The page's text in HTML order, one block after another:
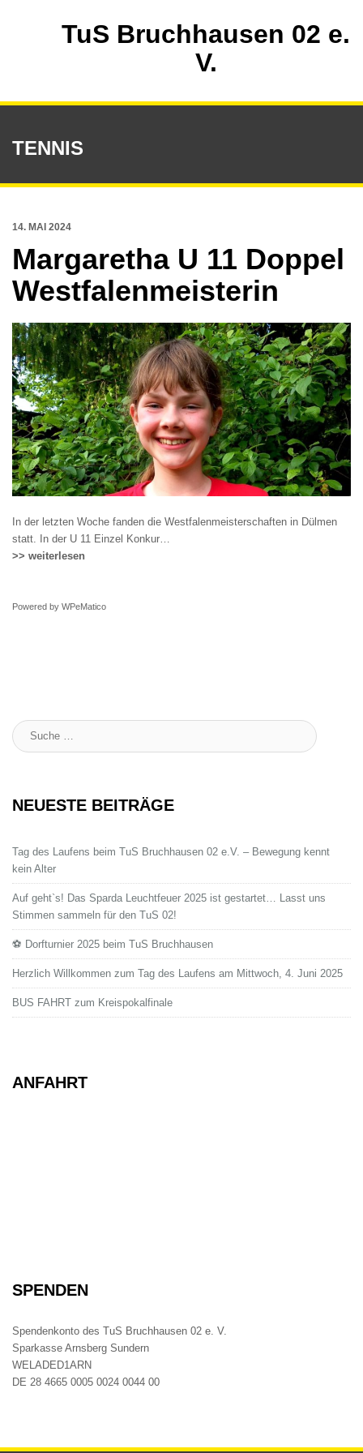
TuS Bruchhausen 02 e.
V.
TENNIS
14. MAI 2024
Margaretha U 11 Doppel
Westfalenmeisterin
In der letzten Woche fanden die Westfalenmeisterschaften in Dülmen
statt. In der U 11 Einzel Konkur…
>> weiterlesen
Powered by WPeMatico
Suche
:
NEUESTE BEITRÄGE
Tag des Laufens beim TuS Bruchhausen 02 e.V. – Bewegung kennt
kein Alter
Auf geht`s! Das Sparda Leuchtfeuer 2025 ist gestartet… Lasst uns
Stimmen sammeln für den TuS 02!
⚽ Dorfturnier 2025 beim TuS Bruchhausen
Herzlich Willkommen zum Tag des Laufens am Mittwoch, 4. Juni 2025
BUS FAHRT zum Kreispokalfinale
ANFAHRT
SPENDEN
Spendenkonto des TuS Bruchhausen 02 e. V.
Sparkasse Arnsberg Sundern
WELADED1ARN
DE 28 4665 0005 0024 0044 00